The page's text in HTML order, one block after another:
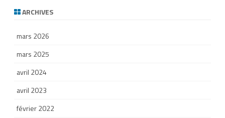
ARCHIVES
mars 2026
mars 2025
avril 2024
avril 2023
février 2022